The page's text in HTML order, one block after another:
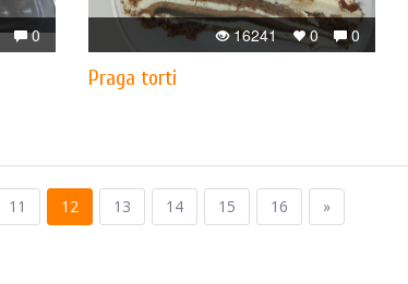
0 0
0
16241
Praga torti
11 12 13 14 15 16 »